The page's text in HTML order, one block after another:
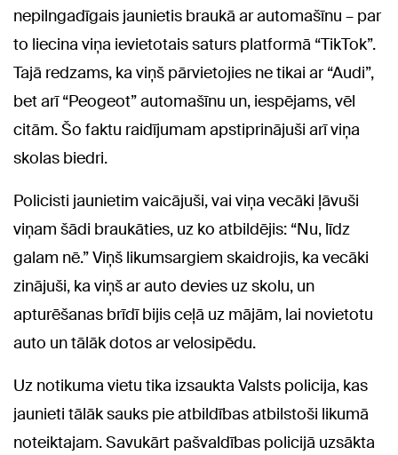
nepilngadīgais jaunietis braukā ar automašīnu – par
to liecina viņa ievietotais saturs platformā “TikTok”.
Tajā redzams, ka viņš pārvietojies ne tikai ar “Audi”,
bet arī “Peogeot” automašīnu un, iespējams, vēl
citām. Šo faktu raidījumam apstiprinājuši arī viņa
skolas biedri.
Policisti jaunietim vaicājuši, vai viņa vecāki ļāvuši
viņam šādi braukāties, uz ko atbildējis: “Nu, līdz
galam nē.” Viņš likumsargiem skaidrojis, ka vecāki
zinājuši, ka viņš ar auto devies uz skolu, un
apturēšanas brīdī bijis ceļā uz mājām, lai novietotu
auto un tālāk dotos ar velosipēdu.
Uz notikuma vietu tika izsaukta Valsts policija, kas
jaunieti tālāk sauks pie atbildības atbilstoši likumā
noteiktajam. Savukārt pašvaldības policijā uzsākta